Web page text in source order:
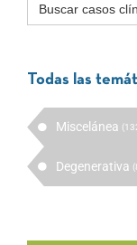
Todas las
Miscelánea
Degenerativa